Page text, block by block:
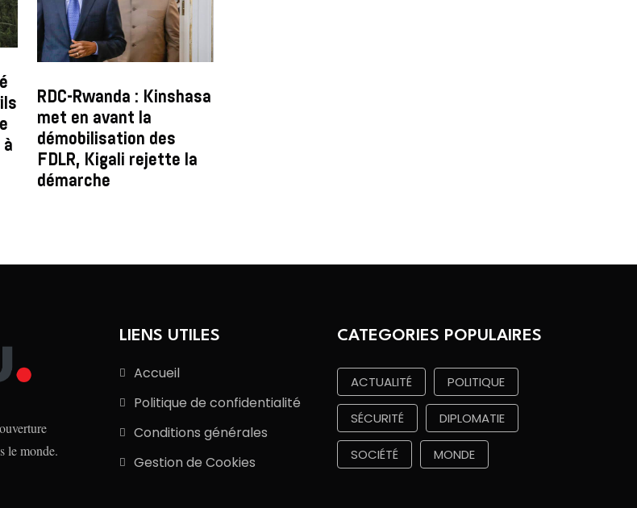
RDC-Rwanda : Kinshasa
met en avant la
démobilisation des
FDLR, Kigali rejette la
démarche
le monde.
LIENS UTILES
Accueil
Politique de confidentialité
Conditions générales
Gestion de Cookies
CATEGORIES POPULAIRES
ACTUALITÉ POLITIQUE
SÉCURITÉ DIPLOMATIE
SOCIÉTÉ MONDE